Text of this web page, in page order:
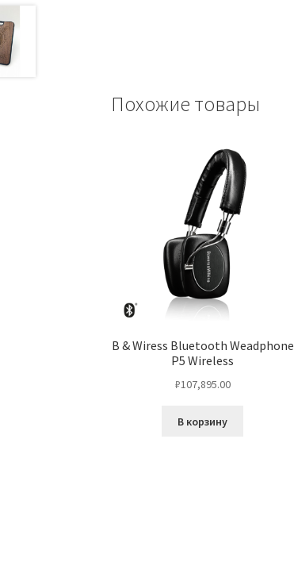
Похожие товары
B & Wiress Bluetooth Weadphone
P5 Wireless
₽107,895.00
В корзину